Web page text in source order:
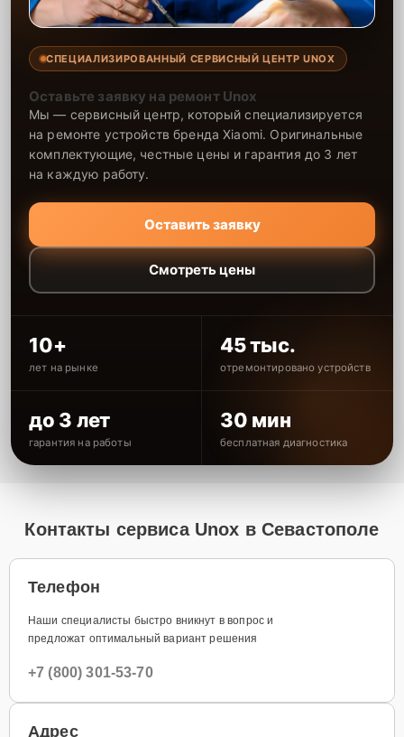
СПЕЦИАЛИЗИРОВАННЫЙ СЕРВИСНЫЙ ЦЕНТР UNOX
Оставьте заявку на ремонт Unox
Мы — сервисный центр, который специализируется
на ремонте устройств бренда Xiaomi. Оригинальные
комплектующие, честные цены и гарантия до 3 лет
на каждую работу.
Оставить заявку
Смотреть цены
10+
лет на рынке
45 тыс.
отремонтировано устройств
до 3 лет
гарантия на работы
30 мин
бесплатная диагностика
Контакты сервиса Unox в Севастополе
Телефон
Наши специалисты быстро вникнут в вопрос и
предложат оптимальный вариант решения
+7 (800) 301-53-70
Адрес